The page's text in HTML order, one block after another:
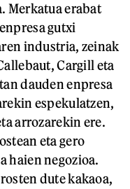
Merkatua erabat
gutxi
industria, zeinak
Cargill eta
dauden enpresa
espekulatzen,
arrozarekin ere.
eta gero
haien negozioa.
dute kakaoa,